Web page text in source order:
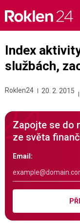
content
Index
službách,
Roklen24 20. 2. 2015
Zapojte se do
ze světa
Email: